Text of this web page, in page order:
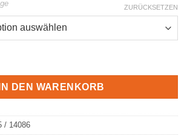
ZURÜCKSETZEN
Stoffbezug oder Kunstleder 14085/86
IN DEN WARENKORB
/ 14086